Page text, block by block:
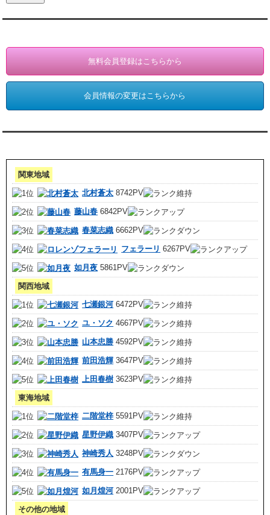
無料会員登録はこちらから
会員情報の変更はこちらから
関東地域
北村蒼太 8742PV
藤山春 6842PV
春菜志織 6662PV
フェラーリ 6267PV
如月夜 5861PV
関西地域
七瀬銀河6472PV
ユ・ソク 4667PV
山本忠勝 4592PV
前田浩輝 3647PV
上田春樹 3623PV
東海地域
二階堂梓 5591PV
星野伊織 3407PV
神崎秀人 3248PV
有馬身一 2176PV
如月煌河2001PV
その他の地域